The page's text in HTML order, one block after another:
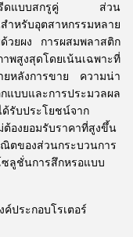
งอัดรีดแบบสกรูคู่ ส่วน
รับอุตสาหกรรมหลาย
วยผง การผสมพลาสติก
พสูงสุดโดยเน้นเฉพาะที่
ยหลังการขาย ความน่า
บบและการประมวลผล
ด้รับประโยชน์จาก
ต้องยอมรับราคาที่สูงขึ้น
ตของส่วนกระบวนการ
ลูชั่นการสึกหรอแบบ
ค์ประกอบโรเตอร์